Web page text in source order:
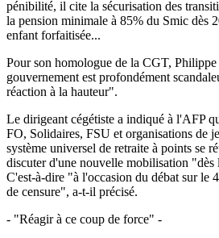
pénibilité, il cite la sécurisation des
la pension minimale à 85% du Smic dès
enfant forfaitisée...
Pour son homologue de la CGT,
gouvernement est profondément
réaction à la hauteur".
Le dirigeant cégétiste a indiqué à l'AFP
FO, Solidaires, FSU et organisations de
système universel de retraite à points se
discuter d'une nouvelle mobilisation "dès
C'est-à-dire "à l'occasion du débat sur le
de censure", a-t-il précisé.
- "Réagir à ce coup de force" -